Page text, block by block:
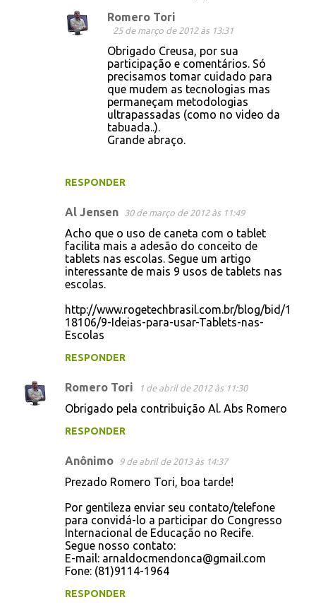
RESPONDER
Romero Tori
25 de março de 2012 às 13:31
Obrigado Creusa, por sua
participação e comentários. Só
precisamos tomar cuidado para
que mudem as tecnologias mas
permaneçam metodologias
ultrapassadas (como no video da
tabuada..).
Grande abraço.
Al Jensen 30 de março de 2012 às 11:49
Acho que o uso de caneta com o tablet
facilita mais a adesão do conceito de
tablets nas escolas. Segue um artigo
interessante de mais 9 usos de tablets nas
escolas.
http://www.rogetechbrasil.com.br/blog/bid/1
18106/9-Ideias-para-usar-Tablets-nas-
Escolas
RESPONDER
Romero Tori 1 de abril de 2012 às 11:30
Obrigado pela contribuição Al. Abs Romero
RESPONDER
Anônimo 9 de abril de 2013 às 14:37
Prezado Romero Tori, boa tarde!
Por gentileza enviar seu contato/telefone
para convidá-lo a participar do Congresso
Internacional de Educação no Recife.
Segue nosso contato:
E-mail: arnaldocmendonca@gmail.com
Fone: (81)9114-1964
RESPONDER